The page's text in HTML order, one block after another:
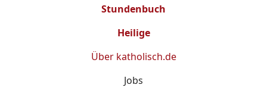
Stundenbuch
Heilige
Über katholisch.de
Jobs